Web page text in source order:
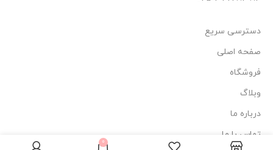
دسترسی سریع
صفحه اصلی
فروشگاه
وبلاگ
درباره ما
تماس با ما
عطر ادکلن مردانه
0